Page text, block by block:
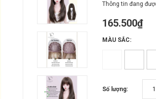
Thông tin đang
165.500₫
MÀU SẮC:
Số lượng: